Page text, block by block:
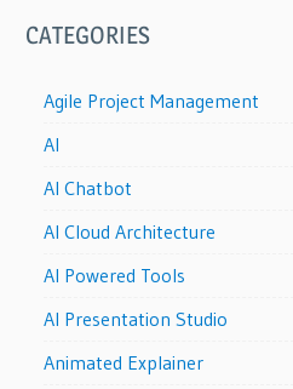
CATEGORIES
Agile Project Management
AI
AI Chatbot
AI Cloud Architecture
AI Powered Tools
AI Presentation Studio
Animated Explainer